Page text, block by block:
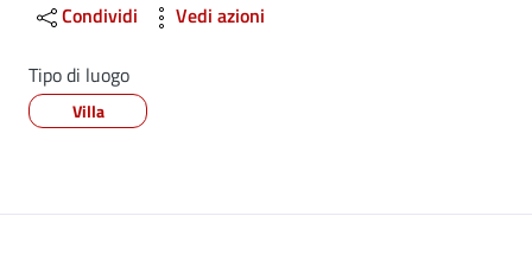
Condividi
Vedi azioni
Tipo di luogo
Villa